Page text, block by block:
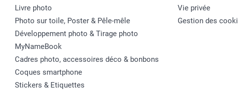
Livre photo
Photo sur toile, Poster & Pêle-mêle
Développement photo & Tirage photo
MyNameBook
Cadres photo, accessoires déco & bonbons
Coques smartphone
Stickers & Etiquettes
Vie privée
Gestion des